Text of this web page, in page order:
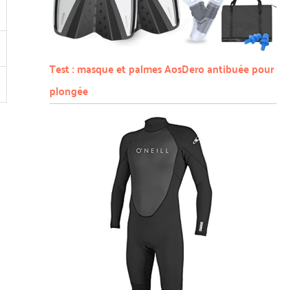
Test : masque et palmes AosDero antibuée pour
plongée